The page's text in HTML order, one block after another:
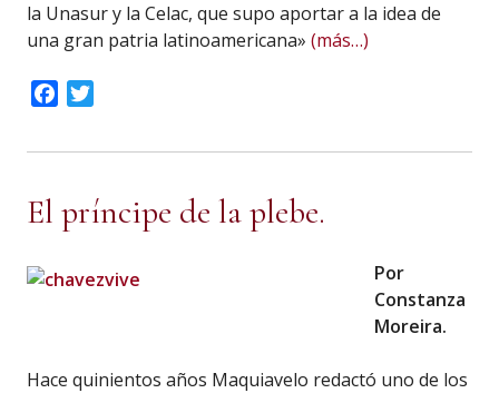
la Unasur y la Celac, que supo aportar a la idea de
una gran patria latinoamericana» (más…)
Facebook
El príncipe de la plebe.
Por
Constanza
Moreira.
Hace quinientos años Maquiavelo redactó uno de los